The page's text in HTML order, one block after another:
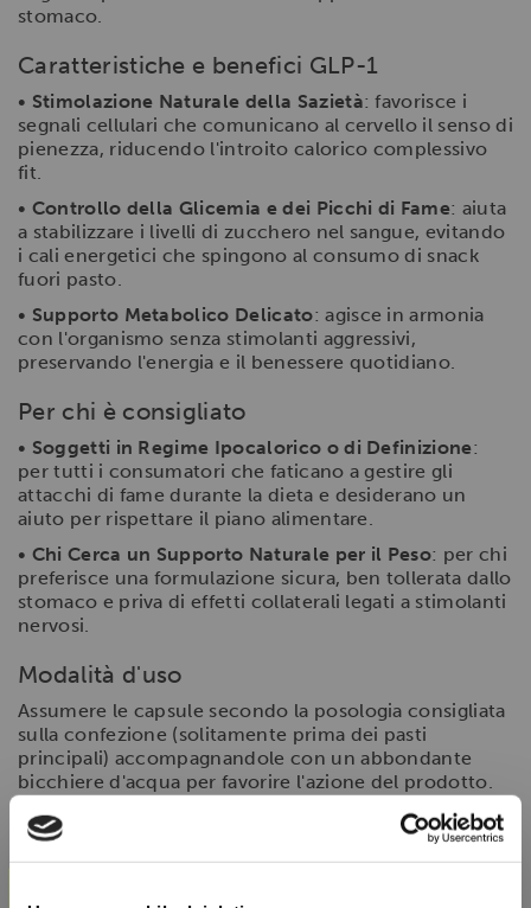
×
stomaco.
Caratteristiche e benefici GLP-1
• Stimolazione Naturale della Sazietà: favorisce i
segnali cellulari che comunicano al cervello il senso di
pienezza, riducendo l'introito calorico complessivo
fit.
• Controllo della Glicemia e dei Picchi di Fame: aiuta
a stabilizzare i livelli di zucchero nel sangue, evitando
i cali energetici che spingono al consumo di snack
fuori pasto.
• Supporto Metabolico Delicato: agisce in armonia
con l'organismo senza stimolanti aggressivi,
preservando l'energia e il benessere quotidiano.
Per chi è consigliato
• Soggetti in Regime Ipocalorico o di Definizione:
per tutti i consumatori che faticano a gestire gli
attacchi di fame durante la dieta e desiderano un
aiuto per rispettare il piano alimentare.
• Chi Cerca un Supporto Naturale per il Peso: per chi
preferisce una formulazione sicura, ben tollerata dallo
stomaco e priva di effetti collaterali legati a stimolanti
nervosi.
Modalità d'uso
Assumere le capsule secondo la posologia consigliata
sulla confezione (solitamente prima dei pasti
principali) accompagnandole con un abbondante
bicchiere d'acqua per favorire l'azione del prodotto.
Domande Frequenti
D: Dove acquistare il GLP-1 Supplement Net